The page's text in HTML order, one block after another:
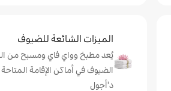
الميزات الشائعة للضيوف
يُعد مطبخ وواي فاي ومسبح من
الضيوف في أماكن الإقامة المتاحة
د'أجول